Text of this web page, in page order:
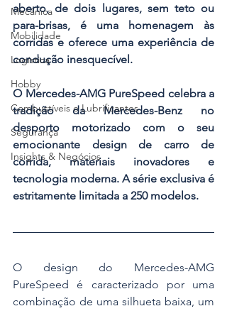
Mecânica
Mobilidade
Logística
Hobby
Combustíveis e Lubrificantes
Segurança
Insights & Negócios
aberto, de dois lugares, sem teto ou
para-brisas, é uma homenagem às
corridas e oferece uma experiência de
condução inesquecível.
O Mercedes-AMG PureSpeed celebra a
tradição da Mercedes-Benz no
desporto motorizado com o seu
emocionante design de carro de
corrida, materiais inovadores e
tecnologia moderna. A série exclusiva é
estritamente limitada a 250 modelos.
O design do Mercedes-AMG
PureSpeed é caracterizado por uma
combinação de uma silhueta baixa, um